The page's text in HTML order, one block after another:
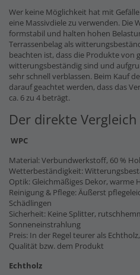
Wer keine Möglichkeit hat mit
eine Massivdiele zu verwenden. Die
formstabil und halten hohen
Terrassenbelag als
beachten ist, dass die Produkte von
witterungsbeständig sind und
sehr schnell verblassen. Beim Kauf
darauf geachtet werden, dass das
ca. 6 zu 4 beträgt.
Der direkte Vergleich
WPC
Material: Verbundwerkstoff, 60 %
Wetterbeständigkeit:
Optik: Gleichmäßiges Dekor, warme
Reinigung & Pflege: Äußerst
Schädlingen
Sicherheit: Keine Splitter,
Sonneneinstrahlung
Preis: In der Regel teurer als
Qualität bzw. dem Produkt
Echtholz